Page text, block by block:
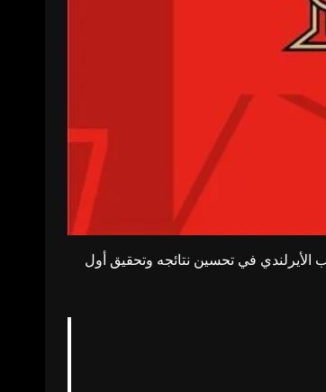
الأيرلندي في تحسين نتائجه وتحقيق أول